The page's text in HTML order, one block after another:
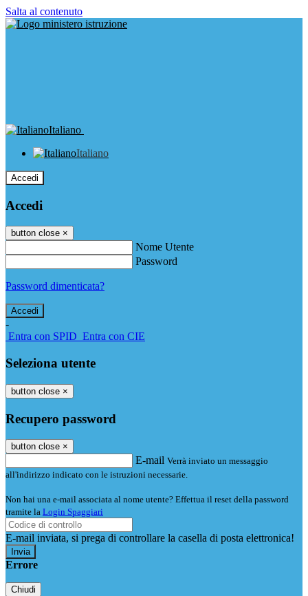
Salta al contenuto
Italiano
Italiano
Accedi
Accedi
button close ×
Nome Utente
Password
Password dimenticata?
-
Entra con SPID Entra con CIE
Seleziona utente
button close ×
Recupero password
button close ×
E-mail Verrà inviato un messaggio
all'indirizzo indicato con le istruzioni necessarie.
Non hai una e-mail associata al nome utente? Effettua il reset della password
tramite la Login Spaggiari
E-mail inviata, si prega di controllare la casella di posta elettronica!
Errore
Chiudi